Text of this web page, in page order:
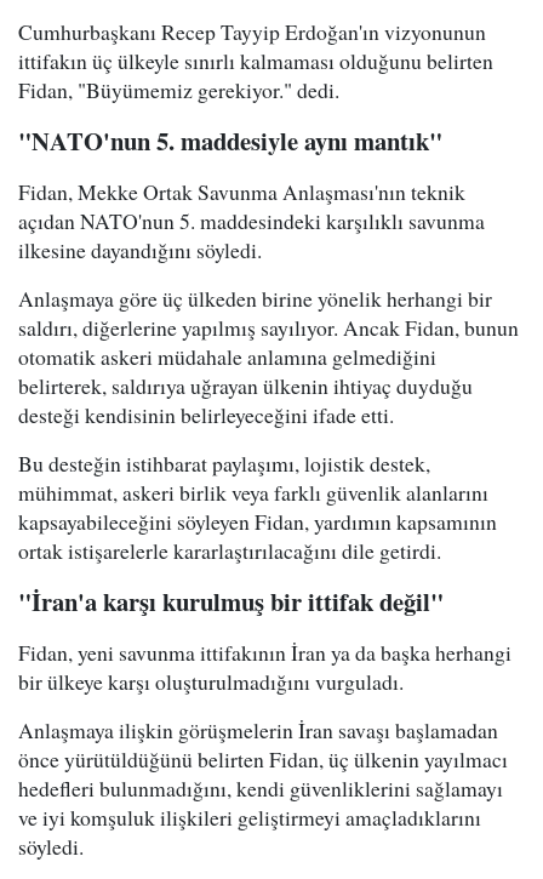
Cumhurbaşkanı Recep Tayyip Erdoğan'ın vizyonunun
ittifakın üç ülkeyle sınırlı kalmaması olduğunu belirten
Fidan, "Büyümemiz gerekiyor." dedi.
"NATO'nun 5. maddesiyle aynı mantık"
Fidan, Mekke Ortak Savunma Anlaşması'nın teknik
açıdan NATO'nun 5. maddesindeki karşılıklı savunma
ilkesine dayandığını söyledi.
Anlaşmaya göre üç ülkeden birine yönelik herhangi bir
saldırı, diğerlerine yapılmış sayılıyor. Ancak Fidan, bunun
otomatik askeri müdahale anlamına gelmediğini
belirterek, saldırıya uğrayan ülkenin ihtiyaç duyduğu
desteği kendisinin belirleyeceğini ifade etti.
Bu desteğin istihbarat paylaşımı, lojistik destek,
mühimmat, askeri birlik veya farklı güvenlik alanlarını
kapsayabileceğini söyleyen Fidan, yardımın kapsamının
ortak istişarelerle kararlaştırılacağını dile getirdi.
"İran'a karşı kurulmuş bir ittifak değil"
Fidan, yeni savunma ittifakının İran ya da başka herhangi
bir ülkeye karşı oluşturulmadığını vurguladı.
Anlaşmaya ilişkin görüşmelerin İran savaşı başlamadan
önce yürütüldüğünü belirten Fidan, üç ülkenin yayılmacı
hedefleri bulunmadığını, kendi güvenliklerini sağlamayı
ve iyi komşuluk ilişkileri geliştirmeyi amaçladıklarını
söyledi.